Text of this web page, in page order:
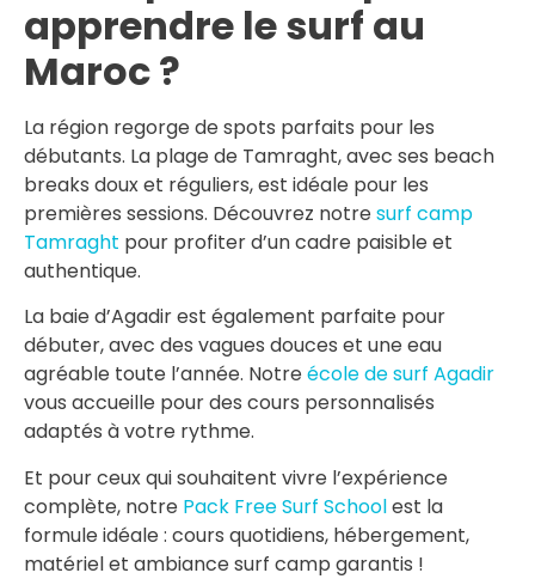
apprendre le surf au
Maroc ?
La région regorge de spots parfaits pour les
débutants. La plage de Tamraght, avec ses beach
breaks doux et réguliers, est idéale pour les
premières sessions. Découvrez notresurf camp
Tamraght pour profiter d’un cadre paisible et
authentique.
La baie d’Agadir est également parfaite pour
débuter, avec des vagues douces et une eau
agréable toute l’année. Notreécole de surf Agadir
vous accueille pour des cours personnalisés
adaptés à votre rythme.
Et pour ceux qui souhaitent vivre l’expérience
complète, notre Pack Free Surf Schoolest la
formule idéale : cours quotidiens, hébergement,
matériel et ambiance surf camp garantis !